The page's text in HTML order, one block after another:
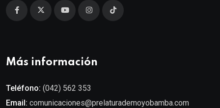
Más información
Teléfono: (042) 562 353
Email: comunicaciones@prelaturademoyobamba.com